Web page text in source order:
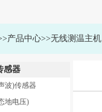
产品中心>>无线测温主机
感器
波)传感器
地电压)